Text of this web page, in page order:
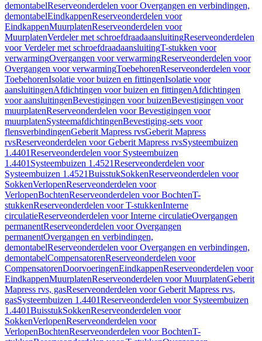
demontabelReserveonderdelen voor Overgangen en verbindingen,
demontabelEindkappenReserveonderdelen voor
EindkappenMuurplatenReserveonderdelen voor
MuurplatenVerdeler met schroefdraadaansluitingReserveonderdelen
voor Verdeler met schroefdraadaansluitingT-stukken voor
verwarmingOvergangen voor verwarmingReserveonderdelen voor
Overgangen voor verwarmingToebehorenReserveonderdelen voor
ToebehorenIsolatie voor buizen en fittingenIsolatie voor
aansluitingenAfdichtingen voor buizen en fittingenAfdichtingen
voor aansluitingenBevestigingen voor buizenBevestigingen voor
muurplatenReserveonderdelen voor Bevestigingen voor
muurplatenSysteemafdichtingenBevestiging-sets voor
flensverbindingenGeberit Mapress rvsGeberit Mapress
rvsReserveonderdelen voor Geberit Mapress rvsSysteembuizen
1.4401Reserveonderdelen voor Systeembuizen
1.4401 Systeembuizen 1.4521Reserveonderdelen voor
Systeembuizen 1.4521BuisstukSokkenReserveonderdelen voor
SokkenVerlopenReserveonderdelen voor
VerlopenBochtenReserveonderdelen voor BochtenT-
stukkenReserveonderdelen voor T-stukkenInterne
circulatieReserveonderdelen voor Interne circulatieOvergangen
permanentReserveonderdelen voor Overgangen
permanentOvergangen en verbindingen,
demontabelReserveonderdelen voor Overgangen en verbindingen,
demontabelCompensatorenReserveonderdelen voor
CompensatorenDoorvoeringenEindkappenReserveonderdelen voor
EindkappenMuurplatenReserveonderdelen voor MuurplatenGeberit
Mapress rvs, gasReserveonderdelen voor Geberit Mapress rvs,
gasSysteembuizen 1.4401Reserveonderdelen voor Systeembuizen
1.4401BuisstukSokkenReserveonderdelen voor
SokkenVerlopenReserveonderdelen voor
VerlopenBochtenReserveonderdelen voor BochtenT-